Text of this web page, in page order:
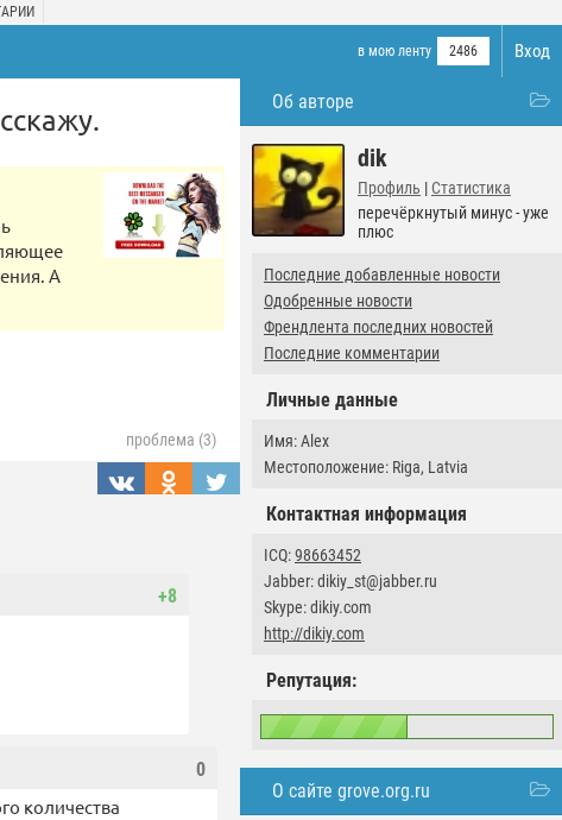
Вход
в мою ленту 2486
Об авторе
dik
Профиль | Статистика
перечёркнутый минус - уже
плюс
Последние добавленные новости
Одобренные новости
Френдлента последних новостей
Последние комментарии
Личные данные
Имя: Alex
Местоположение: Riga, Latvia
Контактная информация
ICQ:98663452
Jabber: dikiy_st@jabber.ru
Skype: dikiy.com
http://dikiy.com
Репутация:
О сайте grove.org.ru
А
проблема (3)
+8
0
количества